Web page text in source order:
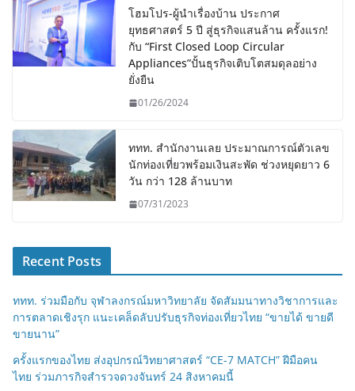
โฮมโปร-ผู้นำเรื่องบ้าน ประกาศ
ยุทธศาสตร์ 5 ปี สู่ธุรกิจแสนล้าน ครั้งแรก!
กับ “First Closed Loop Circular
Appliances”ปั้นธุรกิจเติบโตสมดุลอย่าง
ยั่งยืน
01/26/2024
ททท. สำนักงานเลย ประมาณการณ์ตัวเลข
นักท่องเที่ยวพร้อมเงินสะพัด ช่วงหยุดยาว 6
วัน กว่า 128 ล้านบาท
07/31/2023
Recent Posts
ททท. ร่วมมือกับ จุฬาลงกรณ์มหาวิทยาลัย จัดสัมมนาทางวิชาการและ
การตลาดเชิงรุก แนะเคล็ดลับปรับธุรกิจท่องเที่ยวไทย “ขายได้ ขายดี
ขายนาน”
ครั้งแรกของไทย ส่งอุปกรณ์วิทยาศาสตร์ “CE-7 MATCH” ฝีมือคน
ไทย ร่วมภารกิจสำรวจดวงจันทร์ 24 สิงหาคมนี้